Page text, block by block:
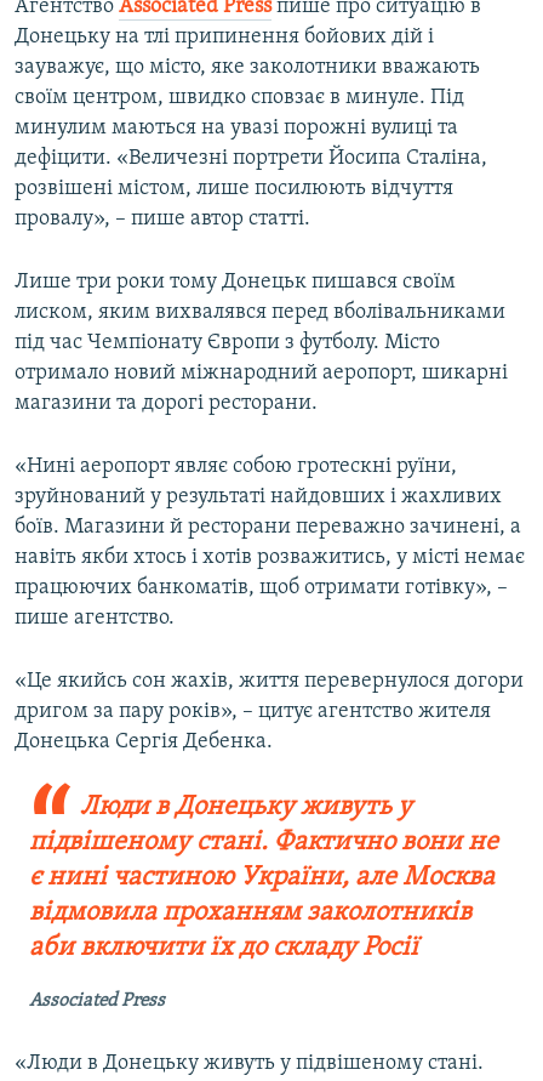
Агентство Associated Pressпише про ситуацію в
Донецьку на тлі припинення бойових дій і
зауважує, що місто, яке заколотники вважають
своїм центром, швидко сповзає в минуле. Під
минулим маються на увазі порожні вулиці та
дефіцити. «Величезні портрети Йосипа Сталіна,
розвішені містом, лише посилюють відчуття
провалу», – пише автор статті.
Лише три роки тому Донецьк пишався своїм
лиском, яким вихвалявся перед вболівальниками
під час Чемпіонату Європи з футболу. Місто
отримало новий міжнародний аеропорт, шикарні
магазини та дорогі ресторани.
«Нині аеропорт являє собою гротескні руїни,
зруйнований у результаті найдовших і жахливих
боїв. Магазини й ресторани переважно зачинені, а
навіть якби хтось і хотів розважитись, у місті немає
працюючих банкоматів, щоб отримати готівку», –
пише агентство.
«Це якийсь сон жахів, життя перевернулося догори
дригом за пару років», – цитує агентство жителя
Донецька Сергія Дебенка.
Люди в Донецьку живуть у
підвішеному стані. Фактично вони не
є нині частиною України, але Москва
відмовила проханням заколотників
аби включити їх до складу Росії
Associated Press
«Люди в Донецьку живуть у підвішеному стані.